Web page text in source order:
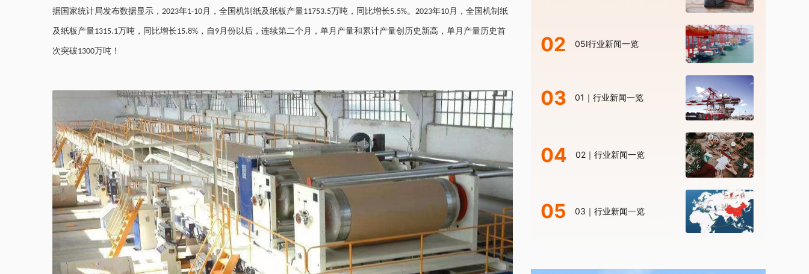
据国家统计局发布数据显示， 2023年1-10月，全国机制纸及纸板产量11753.5万吨，同比增长5.5%。 2023年10月，全国机制纸
及纸板产量1315.1万吨，同比增长15.8% ，自 9月份以后，连续第二个月，单月产量和累计产量创历史新高，单月产量历史首
次突破1300万吨！ 02 05I行业新闻一览
03 01｜行业新闻一览
04 02｜行业新闻一览
05 03｜行业新闻一览